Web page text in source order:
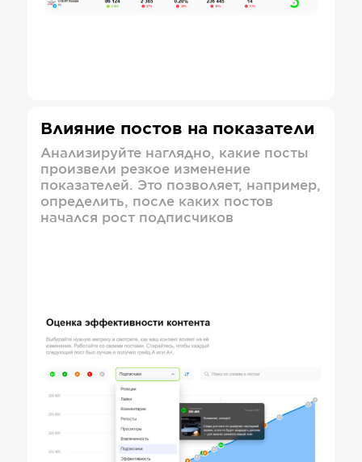
Влияние постов на показатели
Анализируйте наглядно, какие посты
произвели резкое изменение
показателей. Это позволяет, например,
определить, после каких постов
начался рост подписчиков